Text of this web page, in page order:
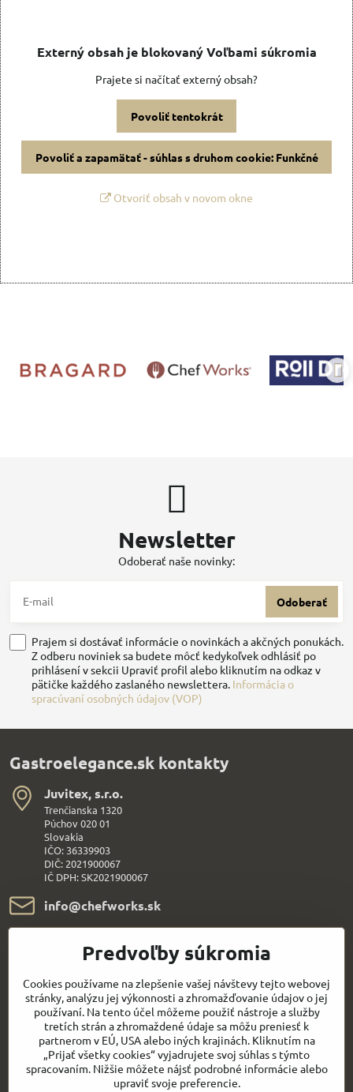
Externý obsah je blokovaný Voľbami súkromia
Prajete si načítať externý obsah?
Povoliť tentokrát
Povoliť a zapamätať - súhlas s druhom cookie: Funkčné
Otvoriť obsah v novom okne
Newsletter
Odoberať naše novinky:
Odoberať
Prajem si dostávať informácie o novinkách a akčných ponukách.
Z odberu noviniek sa budete môcť kedykoľvek odhlásiť po
prihlásení v sekcii Upraviť profil alebo kliknutím na odkaz v
pätičke každého zaslaného newslettera. Informácia o
spracúvaní osobných údajov (VOP)
Gastroelegance.sk kontakty
Juvitex, s​.r​.o​.
Trenčianska 1320
Púchov 020 01
Slovakia
IČO: 36339903
DIČ: 2021900067
IČ DPH: SK2021900067
info​@chefworks​.sk
Všetko k nákupu
Sledujte naše novinky aj na sieťach:
Facebook Youtube
Predvoľby súkromia
Cookies používame na zlepšenie vašej návštevy tejto webovej
stránky, analýzu jej výkonnosti a zhromažďovanie údajov o jej
používaní. Na tento účel môžeme použiť nástroje a služby
tretích strán a zhromaždené údaje sa môžu preniesť k
partnerom v EÚ, USA alebo iných krajinách. Kliknutím na
„Prijať všetky cookies“ vyjadrujete svoj súhlas s týmto
spracovaním. Nižšie môžete nájsť podrobné informácie alebo
upraviť svoje preferencie.